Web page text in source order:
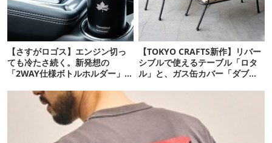
【さすがロゴス】エンジン切っ
ても冷たさ続く。新発想の
「2WAY仕様ボトルホルダー」が
【TOKYO CRAFTS新作】リバー
シブルで使えるテーブル「ロタ
ル」と、ガス缶カバー「ダブラ